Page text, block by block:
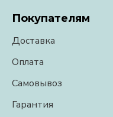
Покупателям
Доставка
Оплата
Самовывоз
Гарантия